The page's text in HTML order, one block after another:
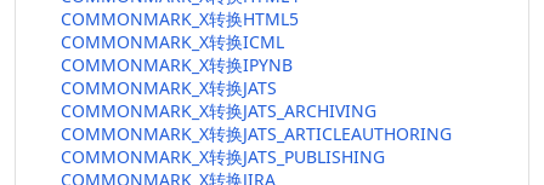
COMMONMARK_X转换HTML5
COMMONMARK_X转换ICML
COMMONMARK_X转换IPYNB
COMMONMARK_X转换JATS
COMMONMARK_X转换JATS_ARCHIVING
COMMONMARK_X转换JATS_ARTICLEAUTHORING
COMMONMARK_X转换JATS_PUBLISHING
COMMONMARK_X转换JIRA